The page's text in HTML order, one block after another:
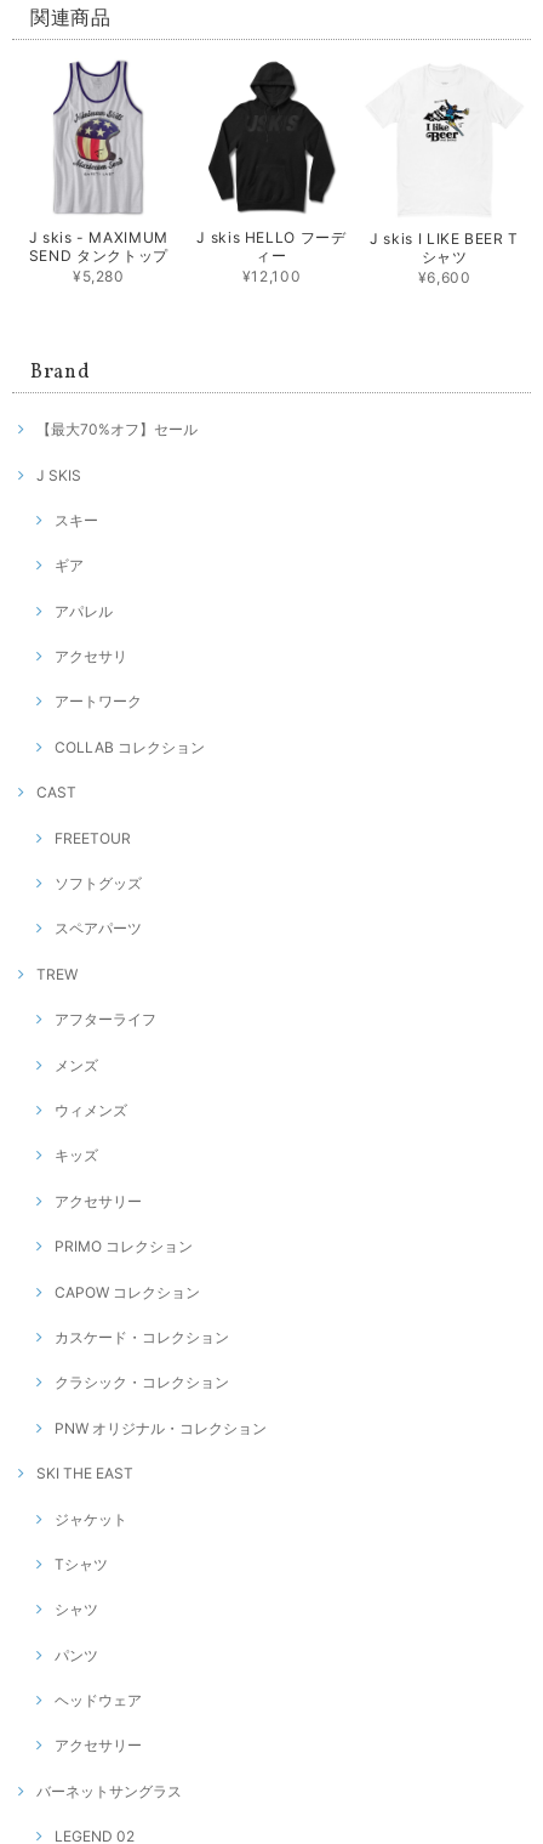
関連商品
J skis - MAXIMUM
SEND タンクトップ
¥5,280
J skis HELLO フーデ
ィー
¥12,100
J skis I LIKE BEER T
シャツ
¥6,600
Brand
【最大70%オフ】セール
J SKIS
スキー
ギア
アパレル
アクセサリ
アートワーク
COLLAB コレクション
CAST
FREETOUR
ソフトグッズ
スペアパーツ
TREW
アフターライフ
メンズ
ウィメンズ
キッズ
アクセサリー
PRIMO コレクション
CAPOW コレクション
カスケード・コレクション
クラシック・コレクション
PNW オリジナル・コレクション
SKI THE EAST
ジャケット
Tシャツ
シャツ
パンツ
ヘッドウェア
アクセサリー
バーネットサングラス
LEGEND 02